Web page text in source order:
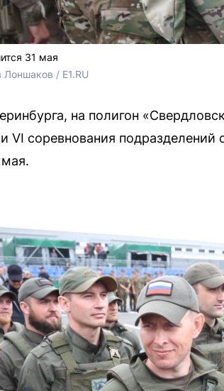
31 мая
Лоншаков / Е1.RU
на полигон
VI соревнования